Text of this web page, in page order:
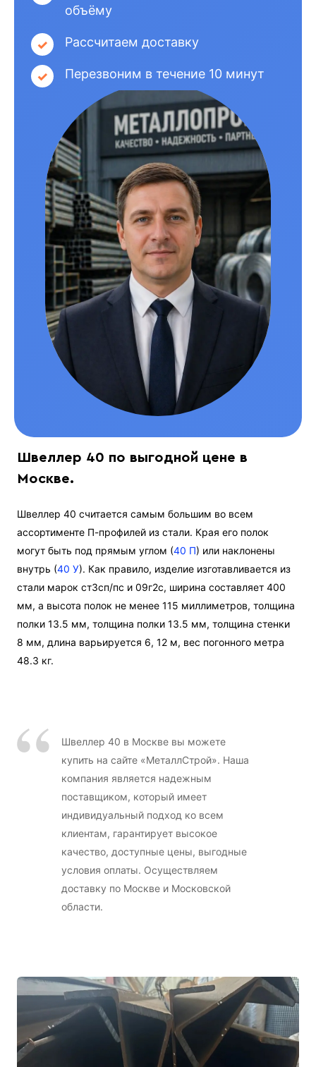
объёму
Рассчитаем доставку
Перезвоним в течение 10 минут
Швеллер 40 по выгодной цене в
Москве.
Швеллер 40 считается самым большим во всем
ассортименте П-профилей из стали. Края его полок
могут быть под прямым углом (40 П) или наклонены
внутрь (40 У). Как правило, изделие изготавливается из
стали марок ст3сп/пс и 09г2с, ширина составляет 400
мм, а высота полок не менее 115 миллиметров, толщина
полки 13.5 мм, толщина полки 13.5 мм, толщина стенки
8 мм, длина варьируется 6, 12 м, вес погонного метра
48.3 кг.
Швеллер 40 в Москве вы можете
купить на сайте «МеталлСтрой». Наша
компания является надежным
поставщиком, который имеет
индивидуальный подход ко всем
клиентам, гарантирует высокое
качество, доступные цены, выгодные
условия оплаты. Осуществляем
доставку по Москве и Московской
области.